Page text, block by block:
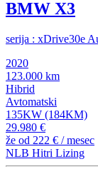
BMW X3
serija : xDrive30e
2020
123.000 km
Hibrid
Avtomatski
135KW (184KM)
29.980 €
že od 222 € / mesec
NLB Hitri Lizing